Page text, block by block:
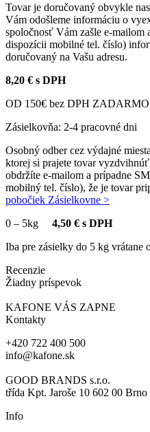
Tovar je doručovaný obvykle
Vám odošleme informáciu o
spoločnosť Vám zašle e-mailom
dispozícii mobilné tel. číslo)
doručovaný na Vašu adresu.
8,20 € s DPH
OD 150€ bez DPH ZADARMO
Zásielkovňa: 2-4 pracovné dni
Osobný odber cez výdajné
ktorej si prajete tovar
obdržíte e-mailom a prípadne
mobilný tel. číslo), že je tovar
pobočiek Zásielkovne >
0 – 5kg 4,50 € s DPH
Iba pre zásielky do 5 kg vrátane
Recenzie
Žiadny príspevok
KAFONE VÁS ZAPNE
Kontakty
+420 722 400 500
info@kafone.sk
GOOD BRANDS s.r.o.
třída Kpt. Jaroše 10 602 00 Brno
Info